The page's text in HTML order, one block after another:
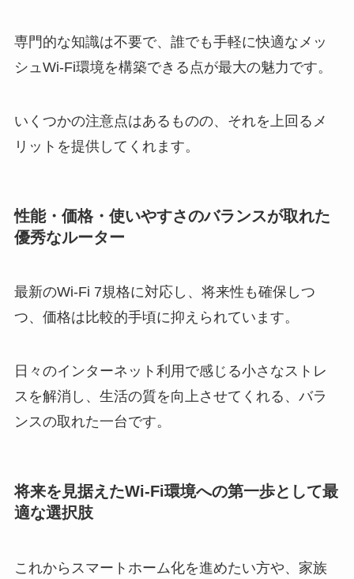
専門的な知識は不要で、誰でも手軽に快適なメッ
シュWi-Fi環境を構築できる点が最大の魅力です。
いくつかの注意点はあるものの、それを上回るメ
リットを提供してくれます。
性能・価格・使いやすさのバランスが取れた
優秀なルーター
最新のWi-Fi 7規格に対応し、将来性も確保しつ
つ、価格は比較的手頃に抑えられています。
日々のインターネット利用で感じる小さなストレ
スを解消し、生活の質を向上させてくれる、バラ
ンスの取れた一台です。
将来を見据えたWi-Fi環境への第一歩として最
適な選択肢
これからスマートホーム化を進めたい方や、家族